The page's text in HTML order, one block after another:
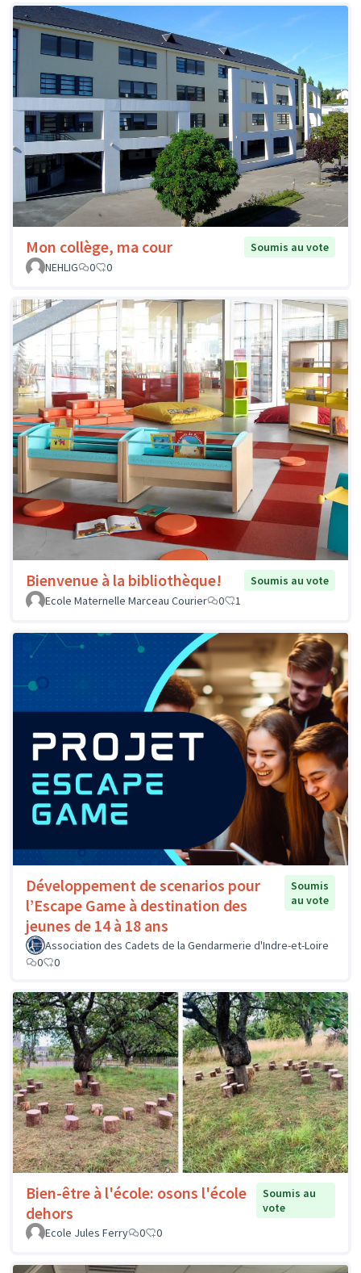
Mon collège, ma cour
Soumis au vote
NEHLIG
0 0
Bienvenue à la bibliothèque!
Soumis au vote
Ecole Maternelle Marceau Courier
0 1
Développement de scenarios pour
l’Escape Game à destination des
jeunes de 14 à 18 ans
Soumis
au vote
Association des Cadets de la Gendarmerie d'Indre-et-Loire
0
0
Bien-être à l'école: osons l'école
dehors
Soumis au
vote
Ecole Jules Ferry
0 0